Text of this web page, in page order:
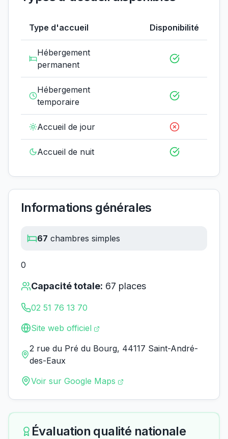
Type d'accueil Disponibilité
Hébergement
permanent
Hébergement
temporaire
Accueil de jour
Accueil de nuit
Informations générales
67 chambres simples
0
Capacité totale: 67 places
02 51 76 13 70
Site web officiel
2 rue du Pré du Bourg, 44117 Saint-André-
des-Eaux
Voir sur Google Maps
Évaluation qualité nationale